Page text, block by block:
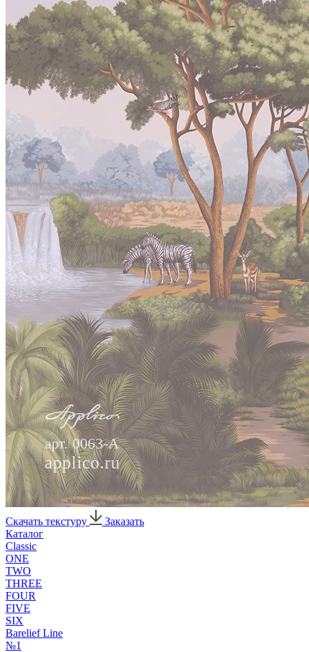
Скачать текстуру
Заказать
Каталог
Classic
ONE
TWO
THREE
FOUR
FIVE
SIX
Barelief Line
№1